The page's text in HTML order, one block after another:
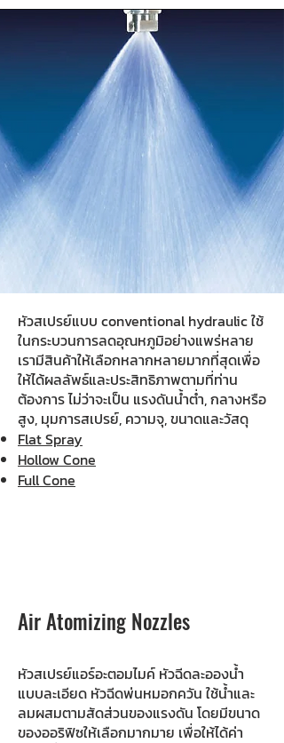
หัวสเปรย์แบบ conventional hydraulic ใช้
ในกระบวนการลดอุณหภูมิอย่างแพร่หลาย
เรามีสินค้าให้เลือกหลากหลายมากที่สุดเพื่อ
ให้ได้ผลลัพธ์และประสิทธิภาพตามที่ท่าน
ต้องการ ไม่ว่าจะเป็น แรงดันน้ำต่ำ, กลางหรือ
สูง, มุมการสเปรย์, ความจุ, ขนาดและวัสดุ
Flat Spray
Hollow Cone
Full Cone
Air Atomizing Nozzles
หัวสเปรย์แอร์อะตอมไมค์ หัวฉีดละอองน้ำ
แบบละเอียด หัวฉีดพ่นหมอกควัน ใช้น้ำและ
ลมผสมตามสัดส่วนของแรงดัน โดยมีขนาด
ของออริฟิซให้เลือกมากมาย เพื่อให้ได้ค่า